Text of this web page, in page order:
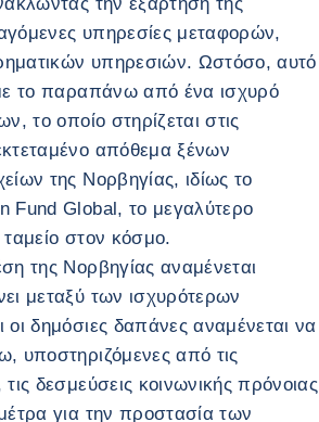
υπηρεσίες μεταφορών,
υπηρεσιών. Ωστόσο, αυτό
το παραπάνω από ένα ισχυρό
το οποίο στηρίζεται στις
απόθεμα ξένων
της Νορβηγίας, ιδίως το
Fund Global, το μεγαλύτερο
ταμείο στον κόσμο.
της Νορβηγίας αναμένεται
μεταξύ των ισχυρότερων
δημόσιες δαπάνες αναμένεται να
υποστηριζόμενες από τις
δεσμεύσεις κοινωνικής πρόνοιας
για την προστασία των